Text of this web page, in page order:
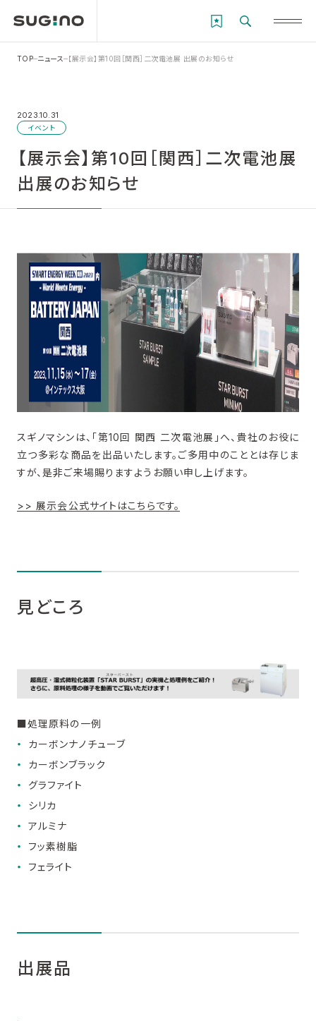
TOP ニュース 【展示会】第10回［関西］二次電池展 出展のお知らせ
2023.10.31
イベント
【展示会】第10回［関西］二次電池展
出展のお知らせ
スギノマシンは、「第10回 関西 二次電池展」へ、貴社のお役に
立つ多彩な商品を出品いたします。ご多用中のこととは存じま
すが、是非ご来場賜りますようお願い申し上げます。
>> 展示会公式サイトはこちらです。
見どころ
■処理原料の一例
カーボンナノチューブ
カーボンブラック
グラファイト
シリカ
アルミナ
フッ素樹脂
フェライト
出展品